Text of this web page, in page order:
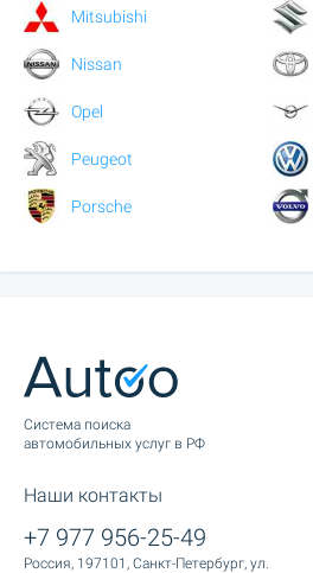
Mitsubishi
Nissan
Opel
Peugeot
Porsche
Cистема поиска
автомобильных услуг в РФ
Наши контакты
+7 977 956-25-49
Россия, 197101, Санкт-Петербург, ул.